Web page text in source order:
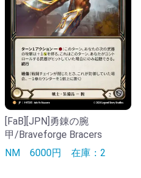
[FaB][JPN]勇錬の腕
甲/Braveforge Bracers
NM 6000円 在庫：2